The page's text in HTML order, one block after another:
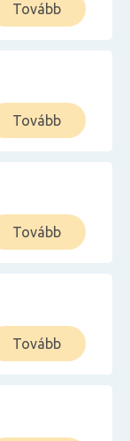
Tovább
Tovább
Tovább
Tovább